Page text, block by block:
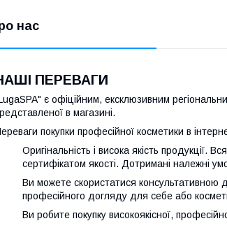
нас
ПЕРЕВАГИ
є офіційним, ексклюзивним
в магазині.
покупки професійної косметики в
Оригінальність і висока якість продукції.
сертифікатом якості. Дотримані належні
Ви можете скористатися консультативною
професійного догляду для себе або
Ви робите покупку високоякісної,